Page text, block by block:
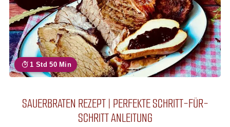
1 Std 50 Min
SAUERBRATEN REZEPT | PERFEKTE SCHRITT-FÜR-
SCHRITT ANLEITUNG